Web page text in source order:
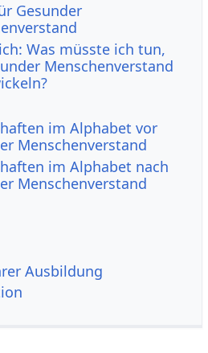
Gesunder
Was müsste ich tun,
Menschenverstand
im Alphabet vor
Menschenverstand
im Alphabet nach
Menschenverstand
Ausbildung